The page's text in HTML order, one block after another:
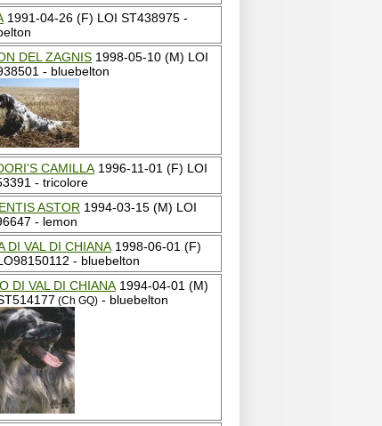
1991-04-26 (F) LOI ST438975 -
DEL ZAGNIS 1998-05-10 (M) LOI
- bluebelton
CAMILLA 1996-11-01 (F) LOI
- tricolore
ASTOR 1994-03-15 (M) LOI
- lemon
DI VAL DI CHIANA 1998-06-01 (F)
- bluebelton
DI VAL DI CHIANA 1994-04-01 (M)
(Ch GQ) - bluebelton